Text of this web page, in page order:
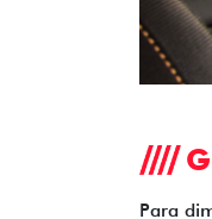
Para